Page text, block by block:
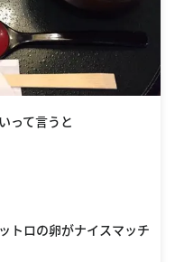
って言うと
トロの卵がナイスマッチ